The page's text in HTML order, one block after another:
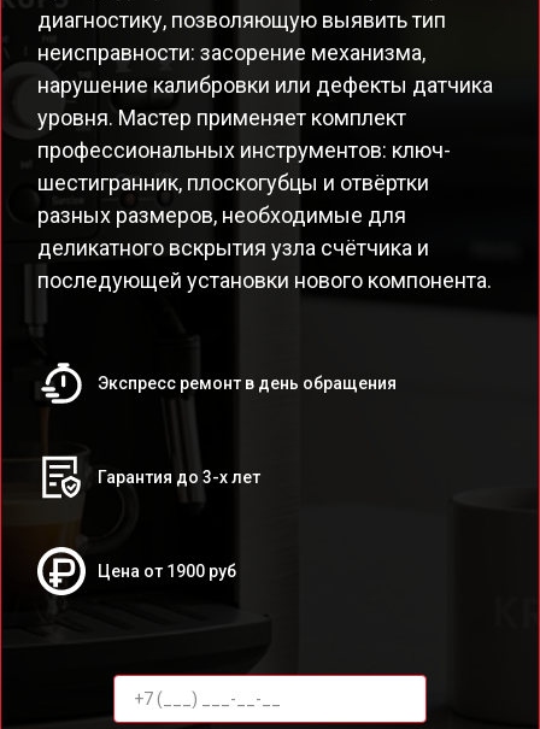
диагностику, позволяющую выявить тип
неисправности: засорение механизма,
нарушение калибровки или дефекты датчика
уровня. Мастер применяет комплект
профессиональных инструментов: ключ-
шестигранник, плоскогубцы и отвёртки
разных размеров, необходимые для
деликатного вскрытия узла счётчика и
последующей установки нового компонента.
Экспресс ремонт в день обращения
Гарантия до 3-х лет
Цена от 1900 руб